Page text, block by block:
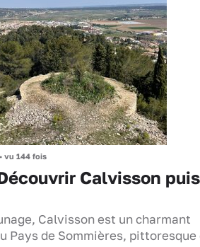
• vu 144 fois
Calvisson
Calvisson est un charmant
Pays de Sommières, pittoresque